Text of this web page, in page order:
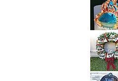
Sleeveless
Black
Lace
Casual
Dress
Size
VINTAGE
DISNEY
FOUNTAIN
WORK
GREAT
Little
Mermaid
Under
The
*LIMITED*
Light